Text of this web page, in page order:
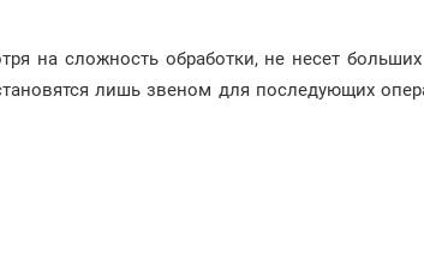
на сложность обработки, не несет
лишь звеном для последующих